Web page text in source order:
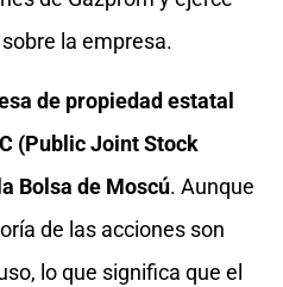
la empresa.
de propiedad estatal
(Public Joint Stock
Bolsa de Moscú. Aunque
de las acciones son
lo que significa que el